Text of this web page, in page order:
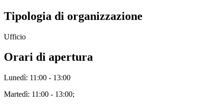
Tipologia di organizzazione
Ufficio
Orari di apertura
Lunedì: 11:00 - 13:00
Martedì: 11:00 - 13:00;